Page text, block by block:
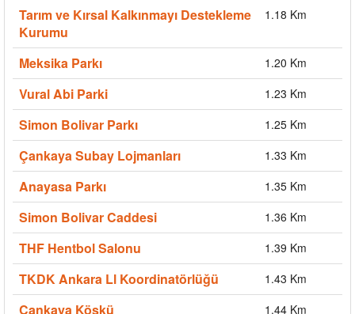
Tarım ve Kırsal Kalkınmayı Destekleme
Kurumu
1.18 Km
Meksika Parkı 1.20 Km
Vural Abi Parki 1.23 Km
Simon Bolivar Parkı 1.25 Km
Çankaya Subay Lojmanları 1.33 Km
Anayasa Parkı 1.35 Km
Simon Bolivar Caddesi 1.36 Km
THF Hentbol Salonu 1.39 Km
TKDK Ankara Ll Koordinatörlüğü 1.43 Km
Çankaya Köşkü 1.44 Km